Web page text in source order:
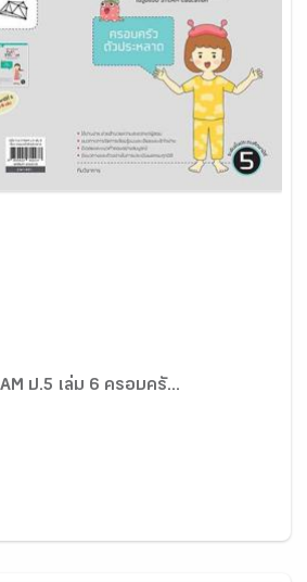
ป.5 เล่ม 6 ครอบครั...